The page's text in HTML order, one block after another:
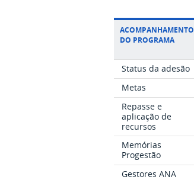
ACOMPANHAMENTO
DO PROGRAMA
Status da adesão
Metas
Repasse e
aplicação de
recursos
Memórias
Progestão
Gestores ANA